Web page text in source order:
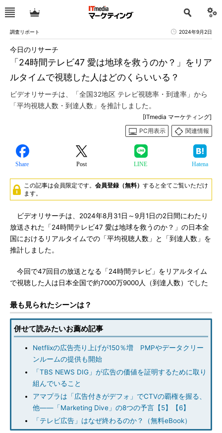
調査リポート 2024年9月2日
「24時間テレビ47 愛は地球を救うのか？」をリア
ルタイムで視聴した人はどのくらいいる？
今日のリサーチ
ビデオリサーチは、「全国32地区 テレビ視聴率・到達率」から
「平均視聴人数・到達人数」を推計しました。
[ITmedia マーケティング]
PC用表示
関連情報
Share Post LINE Hatena
この記事は会員限定です。 会員登録（無料） すると全てご覧いただけ
ます。
ビデオリサーチは、2024年8月31日～9月1日の2日間にわたり
放送された「24時間テレビ47 愛は地球を救うのか？」の日本全
国におけるリアルタイムでの「平均視聴人数」と「到達人数」を
推計しました。
今回で47回目の放送となる「24時間テレビ」をリアルタイム
で視聴した人は日本全国で約7000万9000人（到達人数）でした
最も見られたシーンは？
併せて読みたいお薦め記事
Netflixの広告売り上げが150％増 PMPやデータクリー
ンルームの提供も開始
「TBS NEWS DIG」が広告の価値を証明するために取り
組んでいること
アマプラは「広告付きがデフォ」でCTVの覇権を握る、
他――「Marketing Dive」の8つの予言【5】【6】
「テレビ広告」はなぜ終わるのか？（無料eBook）